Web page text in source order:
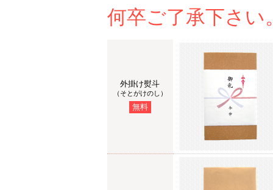
何卒ご了承下さい
外掛け熨斗
（そとがけのし）
無料